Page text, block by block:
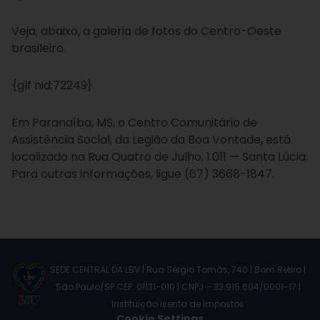
Veja, abaixo, a galeria de fotos do Centro-Oeste
brasileiro.
{glf nid:72249}
Em Paranaíba, MS, o Centro Comunitário de
Assistência Social, da Legião da Boa Vontade, está
localizado na Rua Quatro de Julho, 1.011 — Santa Lúcia.
Para outras informações, ligue (67) 3668-1847.
SEDE CENTRAL DA LBV | Rua Sérgio Tomás, 740 | Bom Retiro |
São Paulo/SP CEP: 01131-010 | CNPJ – 33.915.604/0001-17 |
Instituição isenta de impostos